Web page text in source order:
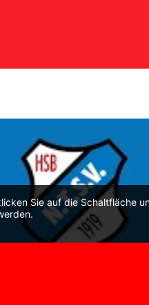
Sie auf die Schaltfläche